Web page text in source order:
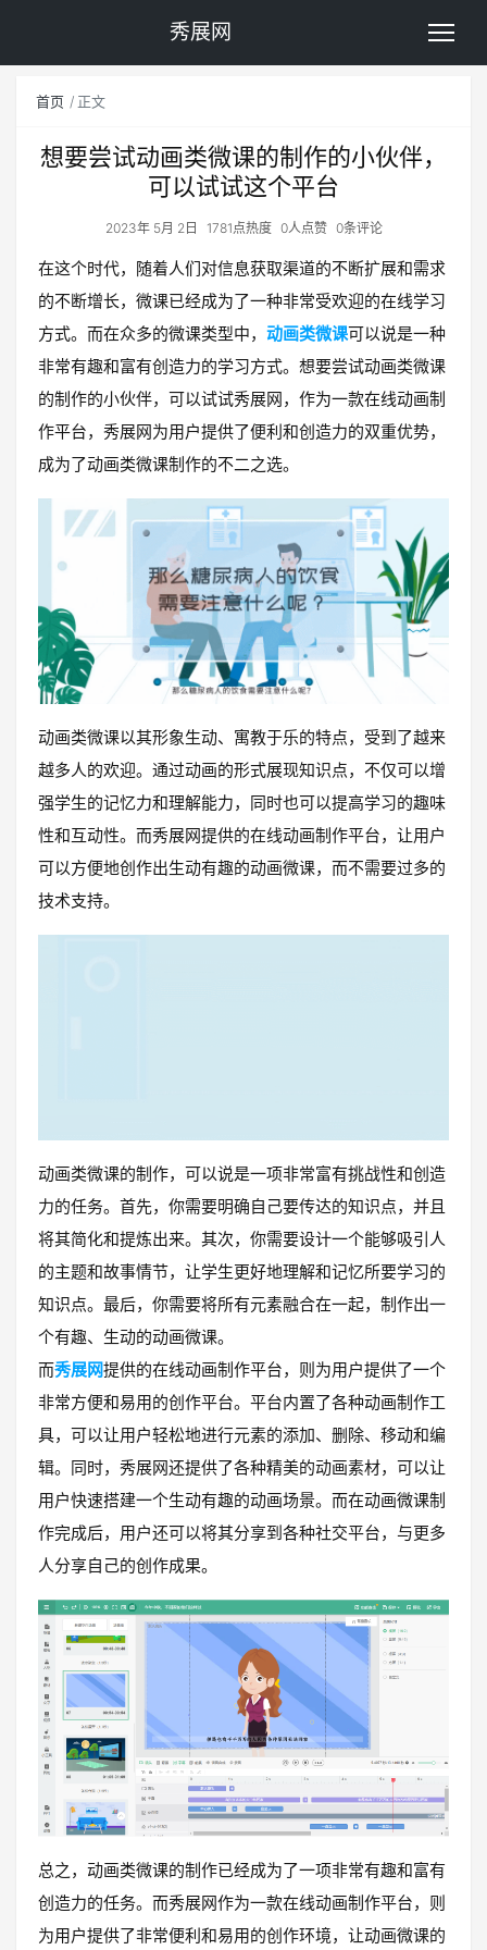
秀展网
首页 正文
想要尝试动画类微课的制作的小伙伴，
可以试试这个平台
2023年 5月 2日 1781点热度 0人点赞 0条评论
在这个时代，随着人们对信息获取渠道的不断扩展和需求
的不断增长，微课已经成为了一种非常受欢迎的在线学习
方式。而在众多的微课类型中， 动画类微课可以说是一种
非常有趣和富有创造力的学习方式。想要尝试动画类微课
的制作的小伙伴，可以试试秀展网，作为一款在线动画制
作平台，秀展网为用户提供了便利和创造力的双重优势，
成为了动画类微课制作的不二之选。
动画类微课以其形象生动、寓教于乐的特点，受到了越来
越多人的欢迎。通过动画的形式展现知识点，不仅可以增
强学生的记忆力和理解能力，同时也可以提高学习的趣味
性和互动性。而秀展网提供的在线动画制作平台，让用户
可以方便地创作出生动有趣的动画微课，而不需要过多的
技术支持。
动画类微课的制作，可以说是一项非常富有挑战性和创造
力的任务。首先，你需要明确自己要传达的知识点，并且
将其简化和提炼出来。其次，你需要设计一个能够吸引人
的主题和故事情节，让学生更好地理解和记忆所要学习的
知识点。最后，你需要将所有元素融合在一起，制作出一
个有趣、生动的动画微课。
而秀展网提供的在线动画制作平台，则为用户提供了一个
非常方便和易用的创作平台。平台内置了各种动画制作工
具，可以让用户轻松地进行元素的添加、删除、移动和编
辑。同时，秀展网还提供了各种精美的动画素材，可以让
用户快速搭建一个生动有趣的动画场景。而在动画微课制
作完成后，用户还可以将其分享到各种社交平台，与更多
人分享自己的创作成果。
总之，动画类微课的制作已经成为了一项非常有趣和富有
创造力的任务。而秀展网作为一款在线动画制作平台，则
为用户提供了非常便利和易用的创作环境，让动画微课的